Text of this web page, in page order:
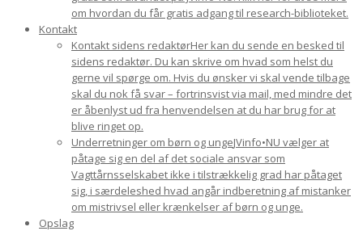
om hvordan du får gratis adgang til research-biblioteket.
Kontakt
Kontakt sidens redaktørHer kan du sende en besked til
sidens redaktør. Du kan skrive om hvad som helst du
gerne vil spørge om. Hvis du ønsker vi skal vende tilbage
skal du nok få svar – fortrinsvist via mail, med mindre det
er åbenlyst ud fra henvendelsen at du har brug for at
blive ringet op.
Underretninger om børn og ungeJVinfo•NU vælger at
påtage sig en del af det sociale ansvar som
Vagttårnsselskabet ikke i tilstrækkelig grad har påtaget
sig, i særdeleshed hvad angår indberetning af mistanker
om mistrivsel eller krænkelser af børn og unge.
Opslag